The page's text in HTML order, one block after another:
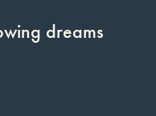
dreams